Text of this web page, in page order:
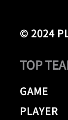
© 2024
TOP
GAME
PLAYER